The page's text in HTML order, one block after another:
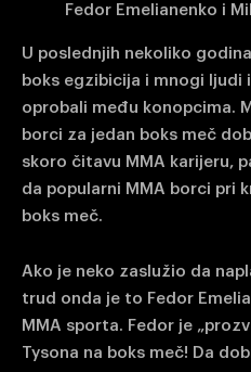
Fedor Emelianenko i
U poslednjih nekoliko
boks egzibicija i mnogi ljudi
oprobali među konopcima.
borci za jedan boks meč
skoro čitavu MMA karijeru,
da popularni MMA borci pri
boks meč.
Ako je neko zaslužio da
trud onda je to Fedor
MMA sporta. Fedor je
Tysona na boks meč! Da